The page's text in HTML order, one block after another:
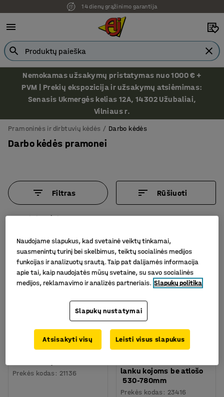
14 dienų grąžinimo garantija
Nemokamas užsakymų pristatymas nuo 1000 € +
PVM | Prekių ekspozicija ir užsakymų atsiėmimas:
Senasis Ukmergės kelias 12A, 14302 Užubaliai,
Vilniaus r.
Pramoninės ir dirbtuvių kėdės Darbo kėdės
Darbo kėdės pramonei
Filtras Rūšiuoti
5 produktų/ai
Pramoninė kėdė CAIRNS,
Prekės kodas : 21136
Pramoninė kėdė
lanku kojoms be atlošo
530-780mm
Prekės kodas : 23416
Naudojame slapukus, kad svetainė veiktų tinkamai,
suasmenintų turinį bei skelbimus, teiktų socialinės medijos
funkcijas ir analizuotų srautą. Taip pat dalijamės informacija
apie tai, kaip naudojatės mūsų svetaine, su savo socialinės
medijos, reklamavimo ir analizės partneriais. Slapukų politika
Slapukų nustatymai
Atsisakyti visų Leisti visus slapukus